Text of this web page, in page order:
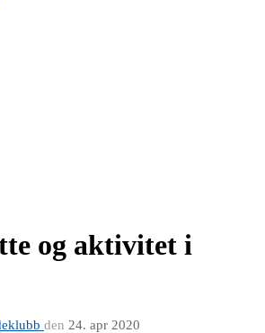
og aktivitet i
den 24. apr 2020